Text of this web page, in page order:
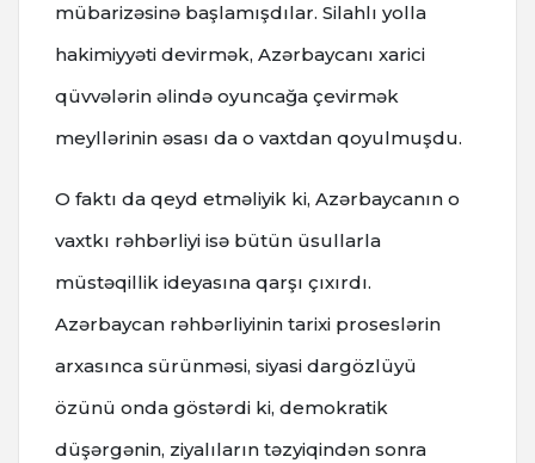
mübarizəsinə başlamışdılar. Silahlı yolla
hakimiyyəti devirmək, Azərbaycanı xarici
qüvvələrin əlində oyuncağa çevirmək
meyllərinin əsası da o vaxtdan qoyulmuşdu.
O faktı da qeyd etməliyik ki, Azərbaycanın o
vaxtkı rəhbərliyi isə bütün üsullarla
müstəqillik ideyasına qarşı çıxırdı.
Azərbaycan rəhbərliyinin tarixi proseslərin
arxasınca sürünməsi, siyasi dargözlüyü
özünü onda göstərdi ki, demokratik
düşərgənin, ziyalıların təzyiqindən sonra